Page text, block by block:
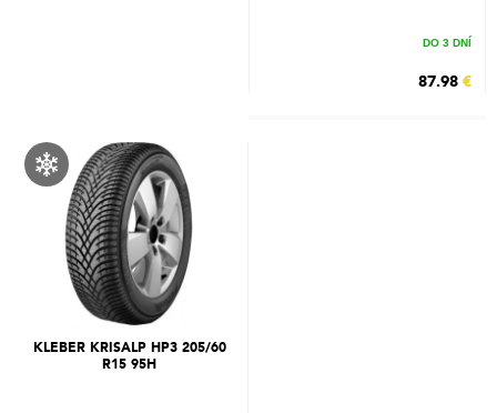
DO 3 DNÍ
87.98 €
KLEBER KRISALP HP3 205/60
R15 95H